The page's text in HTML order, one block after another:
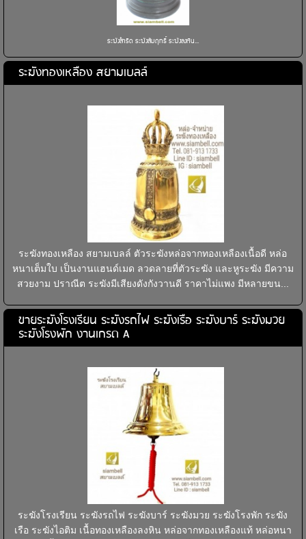
ระฆังสำริด ระฆังสัมฤทธิ์ ระฆังลงหิน...
ระฆังทองเหลือง สยามเบลล์
ระฆังทองเหลือง สยามเบลล์ ตัวระฆังหล่อจากทองเหลืองเนื้อดี หล่อ
หนาเต็มใบ เป็นงานแฮนด์เมด ลวดลายที่ตัวระฆัง และหูระฆัง มีความ
สวยงาม ปราณีต ระฆังมีเสียงดังกังวานดี ราคาไม่แพง มีหลายขน...
ขายระฆังโรงเรียน ระฆังรถไฟ ระฆังเรือ ระฆังบาร์ ระฆังมวย
ระฆังโรงพัก งานเกรด A
ระฆังโรงเรียน ระฆังรถไฟ ระฆังบาร์ ระฆังมวย ระฆังโรงพัก ระฆัง
เรือ ระฆังไอติม เนื้อทองเหลืองลงหิน หล่อจากทองเหลืองแท้ หล่อหนา